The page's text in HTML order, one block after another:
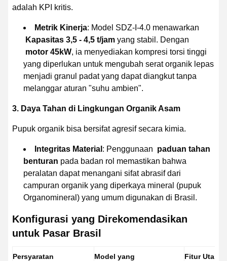
adalah KPI kritis.
Metrik Kinerja: Model SDZ-I-4.0 menawarkan
Kapasitas 3,5 - 4,5 t/jam yang stabil. Dengan
motor 45kW, ia menyediakan kompresi torsi tinggi
yang diperlukan untuk mengubah serat organik lepas
menjadi granul padat yang dapat diangkut tanpa
melanggar aturan "suhu ambien".
3. Daya Tahan di Lingkungan Organik Asam
Pupuk organik bisa bersifat agresif secara kimia.
Integritas Material : Penggunaan paduan tahan
benturan pada badan rol memastikan bahwa
peralatan dapat menangani sifat abrasif dari
campuran organik yang diperkaya mineral (pupuk
Organomineral) yang umum digunakan di Brasil.
Konfigurasi yang Direkomendasikan
untuk Pasar Brasil
Persyaratan
Model yang
Fitur Utama